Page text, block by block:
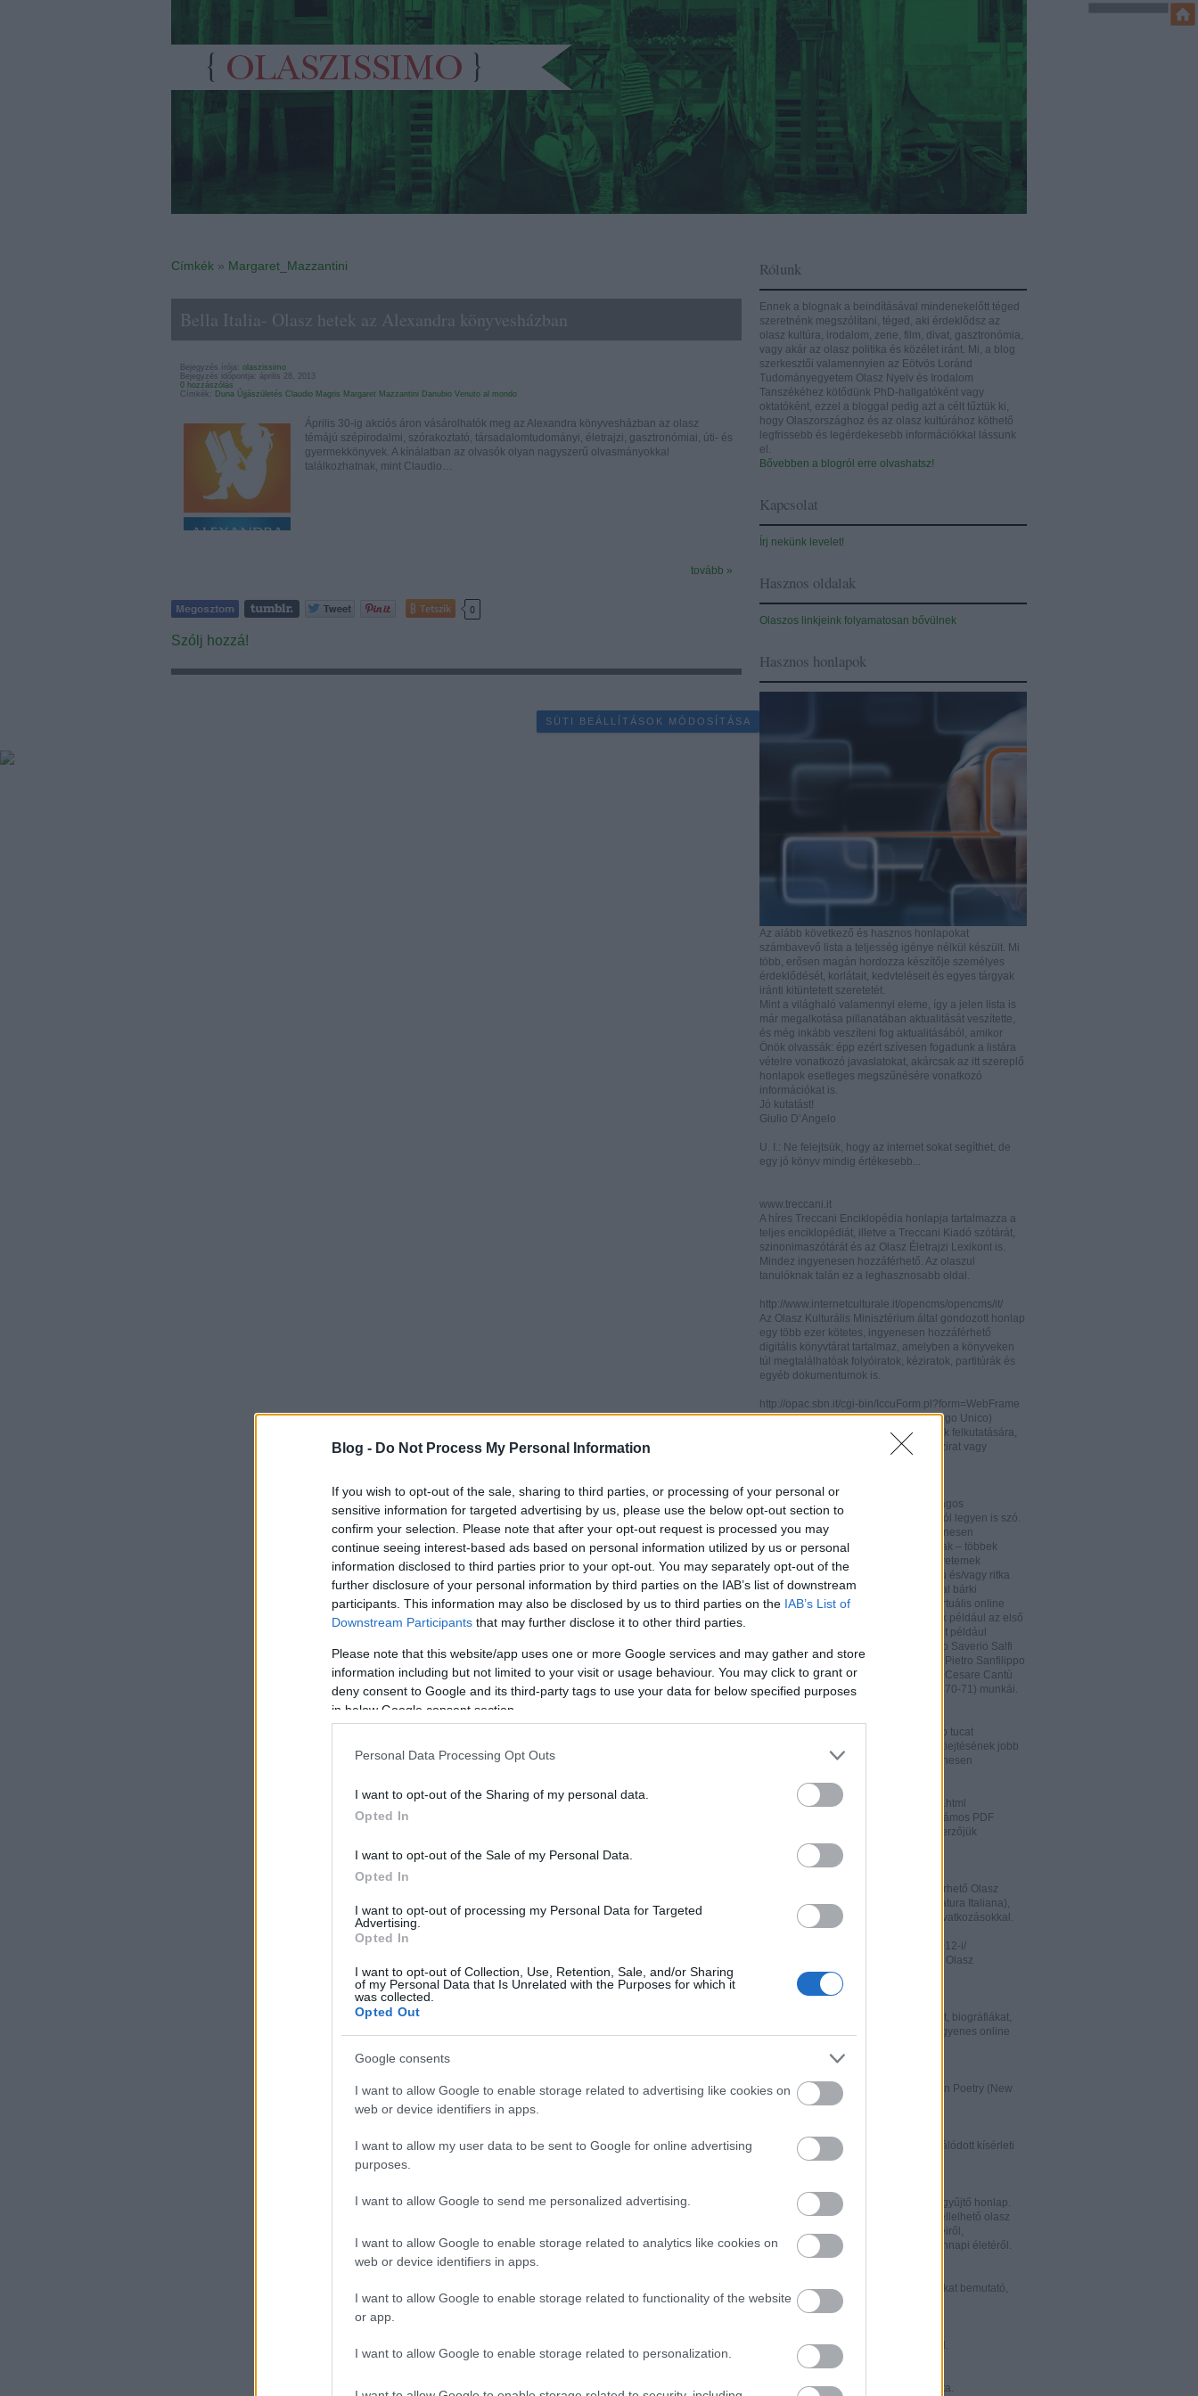
Blog - Do Not Process My Personal Information
If you wish to opt-out of the sale, sharing to third parties, or processing of your personal or
sensitive information for targeted advertising by us, please use the below opt-out section to
confirm your selection. Please note that after your opt-out request is processed you may
continue seeing interest-based ads based on personal information utilized by us or personal
information disclosed to third parties prior to your opt-out. You may separately opt-out of the
further disclosure of your personal information by third parties on the IAB’s list of downstream
participants. This information may also be disclosed by us to third parties on the IAB’s List of
Downstream Participants that may further disclose it to other third parties.
Please note that this website/app uses one or more Google services and may gather and store
information including but not limited to your visit or usage behaviour. You may click to grant or
deny consent to Google and its third-party tags to use your data for below specified purposes
in below Google consent section.
Personal Data Processing Opt Outs
I want to opt-out of the Sharing of my personal data.
Opted In
I want to opt-out of the Sale of my Personal Data.
Opted In
I want to opt-out of processing my Personal Data for Targeted
Advertising.
Opted In
I want to opt-out of Collection, Use, Retention, Sale, and/or Sharing
of my Personal Data that Is Unrelated with the Purposes for which it
was collected.
Opted Out
Google consents
I want to allow Google to enable storage related to advertising like cookies on
web or device identifiers in apps.
I want to allow my user data to be sent to Google for online advertising
purposes.
I want to allow Google to send me personalized advertising.
I want to allow Google to enable storage related to analytics like cookies on
web or device identifiers in apps.
I want to allow Google to enable storage related to functionality of the website
or app.
I want to allow Google to enable storage related to personalization.
Rólunk
Ennek a blognak a beindításával mindenekelőtt téged
szeretnénk megszólítani, téged, aki érdeklődsz az
olasz kultúra, irodalom, zene, film, divat, gasztronómia,
vagy akár az olasz politika és közélet iránt. Mi, a blog
szerkesztői valamennyien az Eötvös Loránd
Tudományegyetem Olasz Nyelv és Irodalom
Tanszékéhez kötődünk PhD-hallgatóként vagy
oktatóként, ezzel a bloggal pedig azt a célt tűztük ki,
hogy Olaszországhoz és az olasz kultúrához köthető
legfrissebb és legérdekesebb információkkal lássunk
el.
Bővebben a blogról erre olvashatsz!
Kapcsolat
Írj nekünk levelet!
Hasznos oldalak
Olaszos linkjeink folyamatosan bővülnek
Hasznos honlapok
Az alább következő és hasznos honlapokat
számbavevő lista a teljesség igénye nélkül készült. Mi
több, erősen magán hordozza készítője személyes
érdeklődését, korlátait, kedvteléseit és egyes tárgyak
iránti kitüntetett szeretetét.
Mint a világhaló valamennyi eleme, így a jelen lista is
már megalkotása pillanatában aktualitását veszítette,
és még inkább veszíteni fog aktualitásából, amikor
Önök olvassák: épp ezért szívesen fogadunk a listára
vételre vonatkozó javaslatokat, akárcsak az itt szereplő
honlapok esetleges megszűnésére vonatkozó
információkat is.
Jó kutatást!
Giulio D’Angelo
U. I.: Ne felejtsük, hogy az internet sokat segíthet, de
egy jó könyv mindig értékesebb...
www.treccani.it
A híres Treccani Enciklopédia honlapja tartalmazza a
teljes enciklopédiát, illetve a Treccani Kiadó szótárát,
szinonimaszótárát és az Olasz Életrajzi Lexikont is.
Mindez ingyenesen hozzáférhető. Az olaszul
tanulóknak talán ez a leghasznosabb oldal.
http://www.internetculturale.it/opencms/opencms/it/
Az Olasz Kulturális Minisztérium által gondozott honlap
egy több ezer kötetes, ingyenesen hozzáférhető
digitális könyvtárat tartalmaz, amelyben a könyveken
túl megtalálhatóak folyóiratok, kéziratok, partitúrák és
egyéb dokumentumok is.
http://opac.sbn.it/cgi-bin/IccuForm.pl?form=WebFrame
Az ICCU (Istituto Centrale per il Catalogo Unico)
keresőrendszere. Hasznos lehet annak felkutatására,
hogy hol lelhető fel egy-egy könyv, kézirat vagy
http://books.google.it/
A könyveknek és folyóiratoknak valóságos
kincseskamrája ez, bármelyik századról legyen is szó.
Ezen az oldalon olvashatóak és ingyenesen
letölthetőek minden nemzetiségű írónak – többek
között olaszoknak is – az amerikai egyetemek
könyvtáraiban digitalizált, első kiadású és/vagy ritka
könyvei. Egy Google vagy Gmail fiókkal bárki
létrehozhatja és megőrizheti a saját virtuális online
könyvtárát. A honlapon megtalálhatóak például az első
olasz irodalomtörténeti munkák is, mint például
Girolamo Tiraboschi (1825), Francesco Saverio Salfi
(1834), Giuseppe Maffei (1852-1853), Pietro Sanfilippo
(1859), Paolo Emiliani-Giudici (1863), Cesare Cantù
(1865) vagy Francesco De Sanctis (1870-71) munkái.
2.495 e-könyv, 6.320 zenei darab, több tucat
hangoskönyv segíthet az olasz nyelv kiejtésének jobb
elsajátításában. Valamennyi file ingyenesen
http://www.letteraturaitaliana.net/index.html
Az előzőhöz nagyon hasonló oldal, számos PDF
formátumú olasz irodalmi művel és szerzőjük
életrajzával gazdagítva.
Antonio Piromalli ingyenesen hozzáférhető Olasz
irodalomtörténet-e (Storia della Letteratura Italiana),
digitális keresőprogrammal és hiperhivatkozásokkal.
http://www3.unibo.it/boll900/numeri/2012-i/
«Bollettino '900». A Bolognai Egyetem Olasz
Tanszékének online folyóirata.
Régi és kortárs olasz irodalmi műveket, biográfiákat,
szerzőket és recenziókat bemutató, ingyenes online
Gradiva - International Journal of Italian Poetry (New
York - Roma)
Az iskolai irodalomoktatásra specializálódott kísérleti
folyóirat.
A világ italianisztikai folyóiratait egybegyűjtő honlap.
Számos információt kínál a világban fellelhető olasz
tanszékek folyóiratairól, kiadott könyveiről,
publikációiról, ösztöndíjairól és mindennapi életéről.
Régi és ritka történelmi dokumentumokat bemutató,
érdekes és könnyen átlátható honlap.
Irodalmi és egyéb témákat kínáló oldal.
A rangos olasz folyóirat online változata.
Címkék » Margaret_Mazzantini
Bella Italia- Olasz hetek az Alexandra könyvesházban
Bejegyzés írója: olaszissimo
Bejegyzés időpontja: április 28, 2013
0 hozzászólás
Címkék: Duna Újjászületés Claudio Magris Margaret Mazzantini Danubio Venuto al mondo
Április 30-ig akciós áron vásárolhatók meg az Alexandra könyvesházban az olasz
témájú szépirodalmi, szórakoztató, társadalomtudományi, életrajzi, gasztronómiai, úti- és
gyermekkönyvek. A kínálatban az olvasók olyan nagyszerű olvasmányokkal
találkozhatnak, mint Claudio…
tovább »
Tetszik 0
Szólj hozzá!
SÜTI BEÁLLÍTÁSOK MÓDOSÍTÁSA